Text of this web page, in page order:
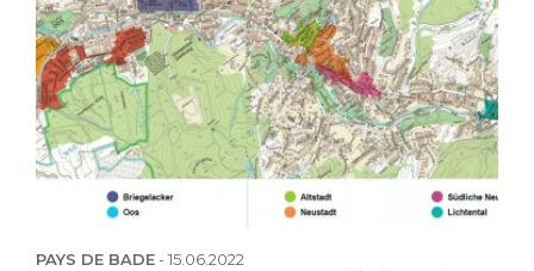
PAYS DE BADE-15.06.2022